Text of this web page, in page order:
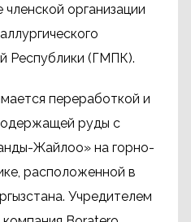
организации
Республики (ГМПК).
переработкой и
руды с
Жайлоо» на горно-
расположенной в
Учредителем